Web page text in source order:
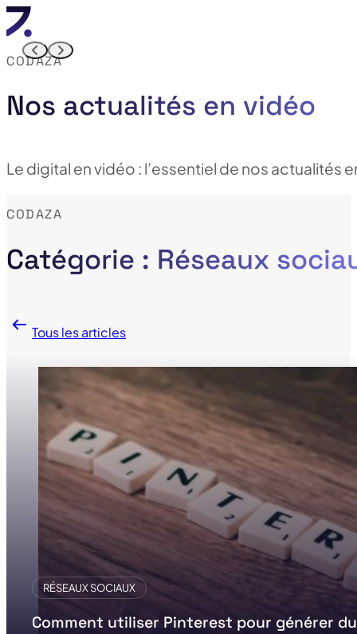
Nos actualités en vidéo
CODAZA
Le digital en vidéo : l’essentiel de nos actualités
Catégorie : Réseaux
CODAZA
Tous les articles
RÉSEAUX SOCIAUX
Comment utiliser Pinterest pour générer